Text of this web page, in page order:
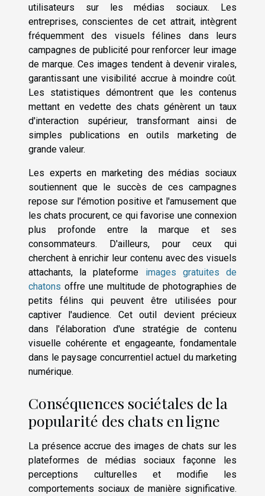
utilisateurs sur les médias sociaux. Les
entreprises, conscientes de cet attrait, intègrent
fréquemment des visuels félines dans leurs
campagnes de publicité pour renforcer leur image
de marque. Ces images tendent à devenir virales,
garantissant une visibilité accrue à moindre coût.
Les statistiques démontrent que les contenus
mettant en vedette des chats génèrent un taux
d'interaction supérieur, transformant ainsi de
simples publications en outils marketing de
grande valeur.
Les experts en marketing des médias sociaux
soutiennent que le succès de ces campagnes
repose sur l'émotion positive et l'amusement que
les chats procurent, ce qui favorise une connexion
plus profonde entre la marque et ses
consommateurs. D'ailleurs, pour ceux qui
cherchent à enrichir leur contenu avec des visuels
attachants, la plateforme images gratuites de
chatons offre une multitude de photographies de
petits félins qui peuvent être utilisées pour
captiver l'audience. Cet outil devient précieux
dans l'élaboration d'une stratégie de contenu
visuelle cohérente et engageante, fondamentale
dans le paysage concurrentiel actuel du marketing
numérique.
Conséquences sociétales de la
popularité des chats en ligne
La présence accrue des images de chats sur les
plateformes de médias sociaux façonne les
perceptions culturelles et modifie les
comportements sociaux de manière significative.